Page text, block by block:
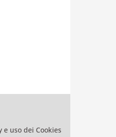
uso dei Cookies